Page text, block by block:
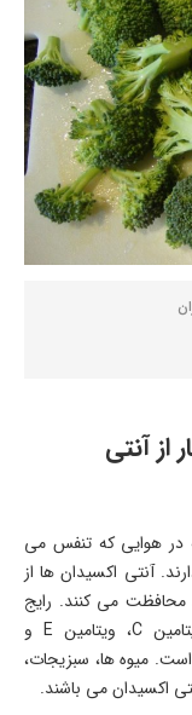
آنتی
در هوایی که تنفس می
آنتی اکسیدان ها از
محافظت می کنند. رایج
ترین آنتی اکسیدان ها شامل ویتامین A، ویتامین C، ویتامین E و
میوه ها، سبزیجات،
اکسیدان می باشند.